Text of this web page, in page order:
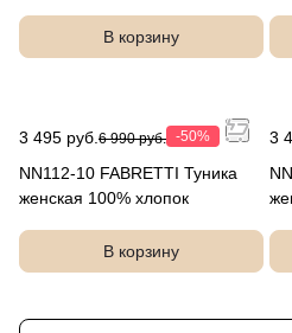
В корзину
3 495 руб. 6 990 руб. -50%
NN112-10 FABRETTI Туника
женская 100% хлопок
В корзину
3